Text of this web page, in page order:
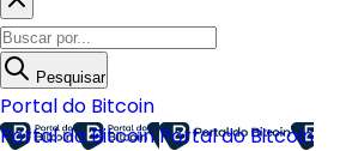
Pesquisar
Portal do Bitcoin
Portal do BitcoinPortal do Bitcoin